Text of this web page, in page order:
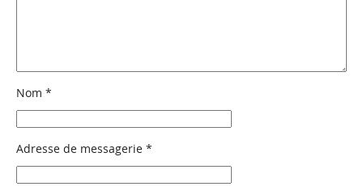
Nom *
Adresse de messagerie *